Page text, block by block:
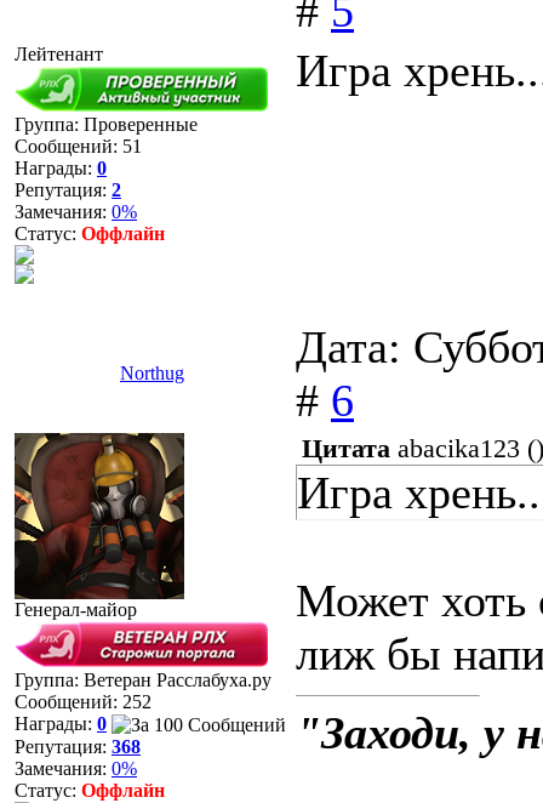
# 5
Лейтенант
Группа: Проверенные
Сообщений: 51
Награды: 0
Репутация: 2
Замечания: 0%
Статус: Оффлайн
Игра
Northug
Дата:
# 6
Генерал-майор
Группа: Ветеран Расслабуха.ру
Сообщений: 252
Награды: 0
Репутация: 368
Замечания: 0%
Статус: Оффлайн
Цитата abacika123 ()
Игра
Может хоть
лиж бы
"Заходи, у